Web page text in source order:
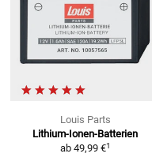
Louis Parts
Lithium-Ionen-Batterien
ab 49,99 €1